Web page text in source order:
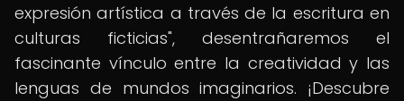
expresión artística a través de la escritura en
culturas ficticias", desentrañaremos el
fascinante vínculo entre la creatividad y las
lenguas de mundos imaginarios. ¡Descubre